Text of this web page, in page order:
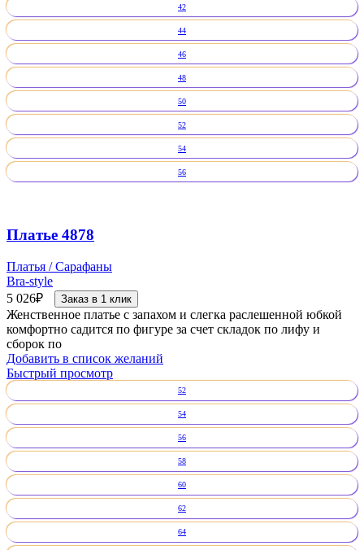
42
44
46
48
50
52
54
56
Платье 4878
Платья / Сарафаны
Bra-style
5 026₽ Заказ в 1 клик
Женственное платье с запахом и слегка раслешенной юбкой
комфортно садится по фигуре за счет складок по лифу и
сборок по
Добавить в список желаний
Быстрый просмотр
52
54
56
58
60
62
64